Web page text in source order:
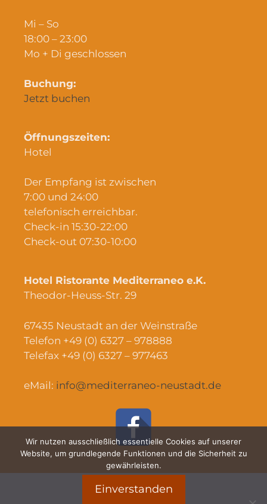
Mi – So
18:00 – 23:00
Mo + Di geschlossen
Buchung:
Jetzt buchen
Öffnungszeiten:
Hotel
Der Empfang ist zwischen
7:00 und 24:00
telefonisch erreichbar.
Check-in 15:30-22:00
Check-out 07:30-10:00
Hotel Ristorante Mediterraneo e.K.
Theodor-Heuss-Str. 29
67435 Neustadt an der Weinstraße
Telefon +49 (0) 6327 – 978888
Telefax +49 (0) 6327 – 977463
eMail: info@mediterraneo-neustadt.de
Impressum
Wir nutzen ausschließlich essentielle Cookies auf unserer
Website, um grundlegende Funktionen und die Sicherheit zu
gewährleisten.
Einverstanden